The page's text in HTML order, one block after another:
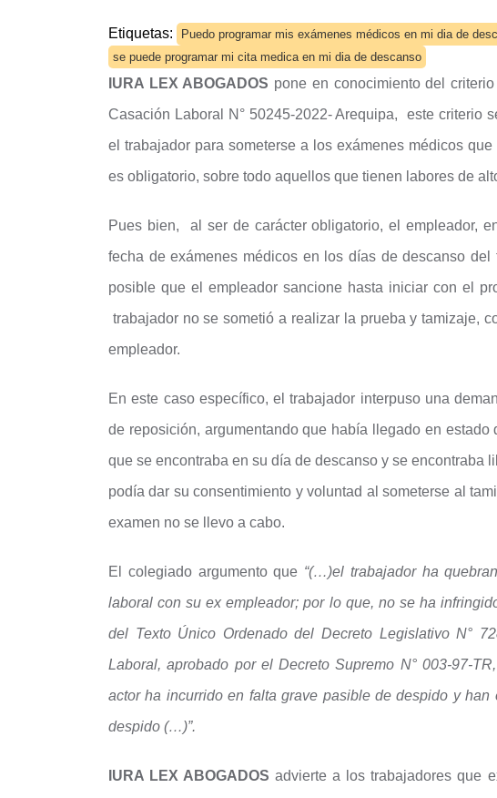
Etiquetas: Puedo programar mis exámenes médicos en mi dia de
se puede programar mi cita medica en mi dia de descanso
IURA LEX ABOGADOS pone en conocimiento del
Casación Laboral N° 50245-2022- Arequipa, este criterio
el trabajador para someterse a los exámenes médicos
es obligatorio, sobre todo aquellos que tienen labores de
Pues bien, al ser de carácter obligatorio, el empleador,
fecha de exámenes médicos en los días de descanso
posible que el empleador sancione hasta iniciar con el
trabajador no se sometió a realizar la prueba y tamizaje,
empleador.
En este caso específico, el trabajador interpuso una
de reposición, argumentando que había llegado en
que se encontraba en su día de descanso y se encontraba
podía dar su consentimiento y voluntad al someterse al
examen no se llevo a cabo.
El colegiado argumento que “(…)el trabajador ha
laboral con su ex empleador; por lo que, no se ha
del Texto Único Ordenado del Decreto Legislativo N°
Laboral, aprobado por el Decreto Supremo N° 003-97-
actor ha incurrido en falta grave pasible de despido y
despido (…)”.
IURA LEX ABOGADOS advierte a los trabajadores que